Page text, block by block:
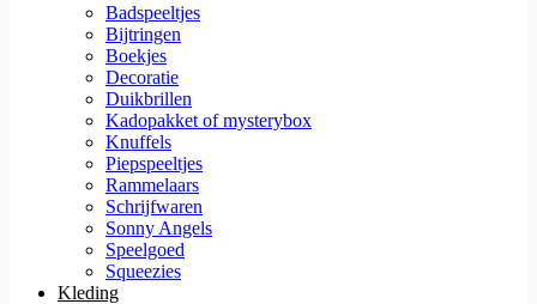
Badspeeltjes
Bijtringen
Boekjes
Decoratie
Duikbrillen
Kadopakket of mysterybox
Knuffels
Piepspeeltjes
Rammelaars
Schrijfwaren
Sonny Angels
Speelgoed
Squeezies
Kleding